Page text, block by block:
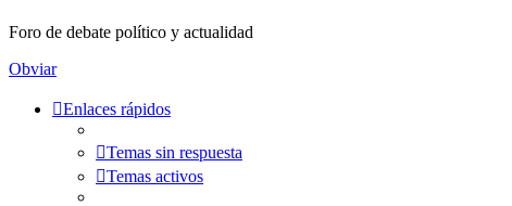
Foro de debate político y actualidad
Obviar
Enlaces rápidos
Temas sin respuesta
Temas activos